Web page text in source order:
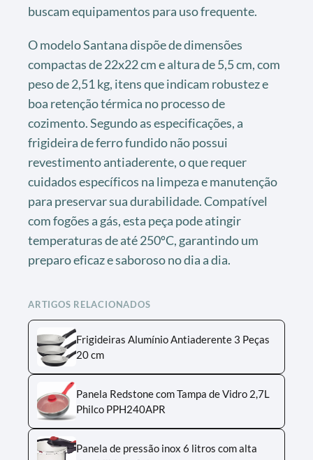
buscam equipamentos para uso frequente.
O modelo Santana dispõe de dimensões
compactas de 22x22 cm e altura de 5,5 cm, com
peso de 2,51 kg, itens que indicam robustez e
boa retenção térmica no processo de
cozimento. Segundo as especificações, a
frigideira de ferro fundido não possui
revestimento antiaderente, o que requer
cuidados específicos na limpeza e manutenção
para preservar sua durabilidade. Compatível
com fogões a gás, esta peça pode atingir
temperaturas de até 250ºC, garantindo um
preparo eficaz e saboroso no dia a dia.
ARTIGOS RELACIONADOS
Frigideiras Alumínio Antiaderente 3 Peças
20 cm
Panela Redstone com Tampa de Vidro 2,7L
Philco PPH240APR
Panela de pressão inox 6 litros com alta